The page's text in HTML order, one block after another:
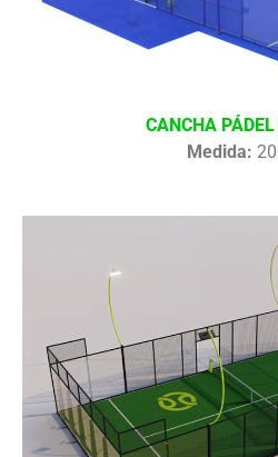
CANCHA
Medida: